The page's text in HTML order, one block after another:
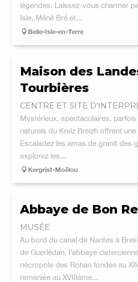
légendes. Laissez-vous charmer
Isle, Méné Bré et...
Belle-Isle-en-Terre
Maison des
Tourbières
CENTRE ET SITE
Mystérieux, spectaculaires,
naturels du Kreiz Breizh offrent
Escaladez les amas de granit des
explorez les...
Kergrist-Moëlou
Abbaye de Bon
MUSÉE
Au bord du canal de Nantes à
de Guerlédan, l’abbaye
nécropole des Rohan fondée au
remaniée au XVIIIème...